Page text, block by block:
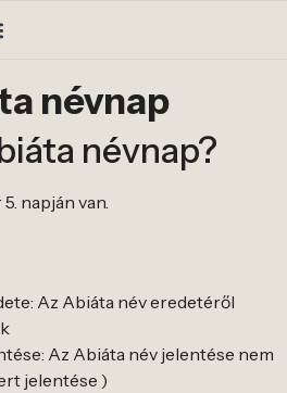
névnap
névnap?
napján van.
Az Abiáta név eredetéről
Az Abiáta név jelentése nem
jelentése )